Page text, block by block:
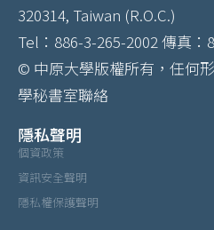
320314, Taiwan (R.O.C.)
Tel：886-3-265-2002 傳真：
© 中原大學版權所有，任何
學秘書室聯絡
隱私聲明
個資政策
資訊安全聲明
隱私權保護聲明